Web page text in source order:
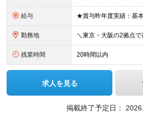
給与
勤務地
残業時間 20時間以内
求人を見る
掲載終了予定日：